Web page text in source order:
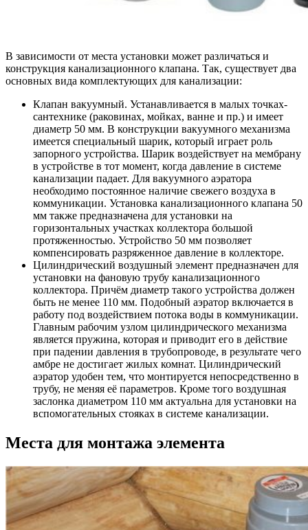
В зависимости от места установки может различаться и
конструкция канализационного клапана. Так, существует два
основных вида комплектующих для канализации:
Клапан вакуумный. Устанавливается в малых точках-
сантехнике (раковинах, мойках, ванне и пр.) и имеет
диаметр 50 мм. В конструкции вакуумного механизма
имеется специальный шарик, который играет роль
запорного устройства. Шарик воздействует на мембрану
в устройстве в тот момент, когда давление в системе
канализации падает. Для вакуумного аэратора
необходимо постоянное наличие свежего воздуха в
коммуникации. Установка канализационного клапана 50
мм также предназначена для установки на
горизонтальных участках коллектора большой
протяженностью. Устройство 50 мм позволяет
компенсировать разряженное давление в коллекторе.
Цилиндрический воздушный элемент предназначен для
установки на фановую трубу канализационного
коллектора. Причём диаметр такого устройства должен
быть не менее 110 мм. Подобный аэратор включается в
работу под воздействием потока воды в коммуникации.
Главным рабочим узлом цилиндрического механизма
является пружина, которая и приводит его в действие
при падении давления в трубопроводе, в результате чего
амбре не достигает жилых комнат. Цилиндрический
аэратор удобен тем, что монтируется непосредственно в
трубу, не меняя её параметров. Кроме того воздушная
заслонка диаметром 110 мм актуальна для установки на
вспомогательных стояках в системе канализации.
Места для монтажа элемента